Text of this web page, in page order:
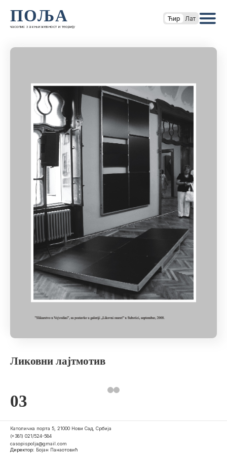
ПОЉА
часопис за књижевност и теорију
Ћир Лат
Ликовни лајтмотив
03
Католичка порта 5, 21000 Нови Сад, Србија
(+381) 021/524-584
casopispolja@gmail.com
Директор: Бојан Панаотовић